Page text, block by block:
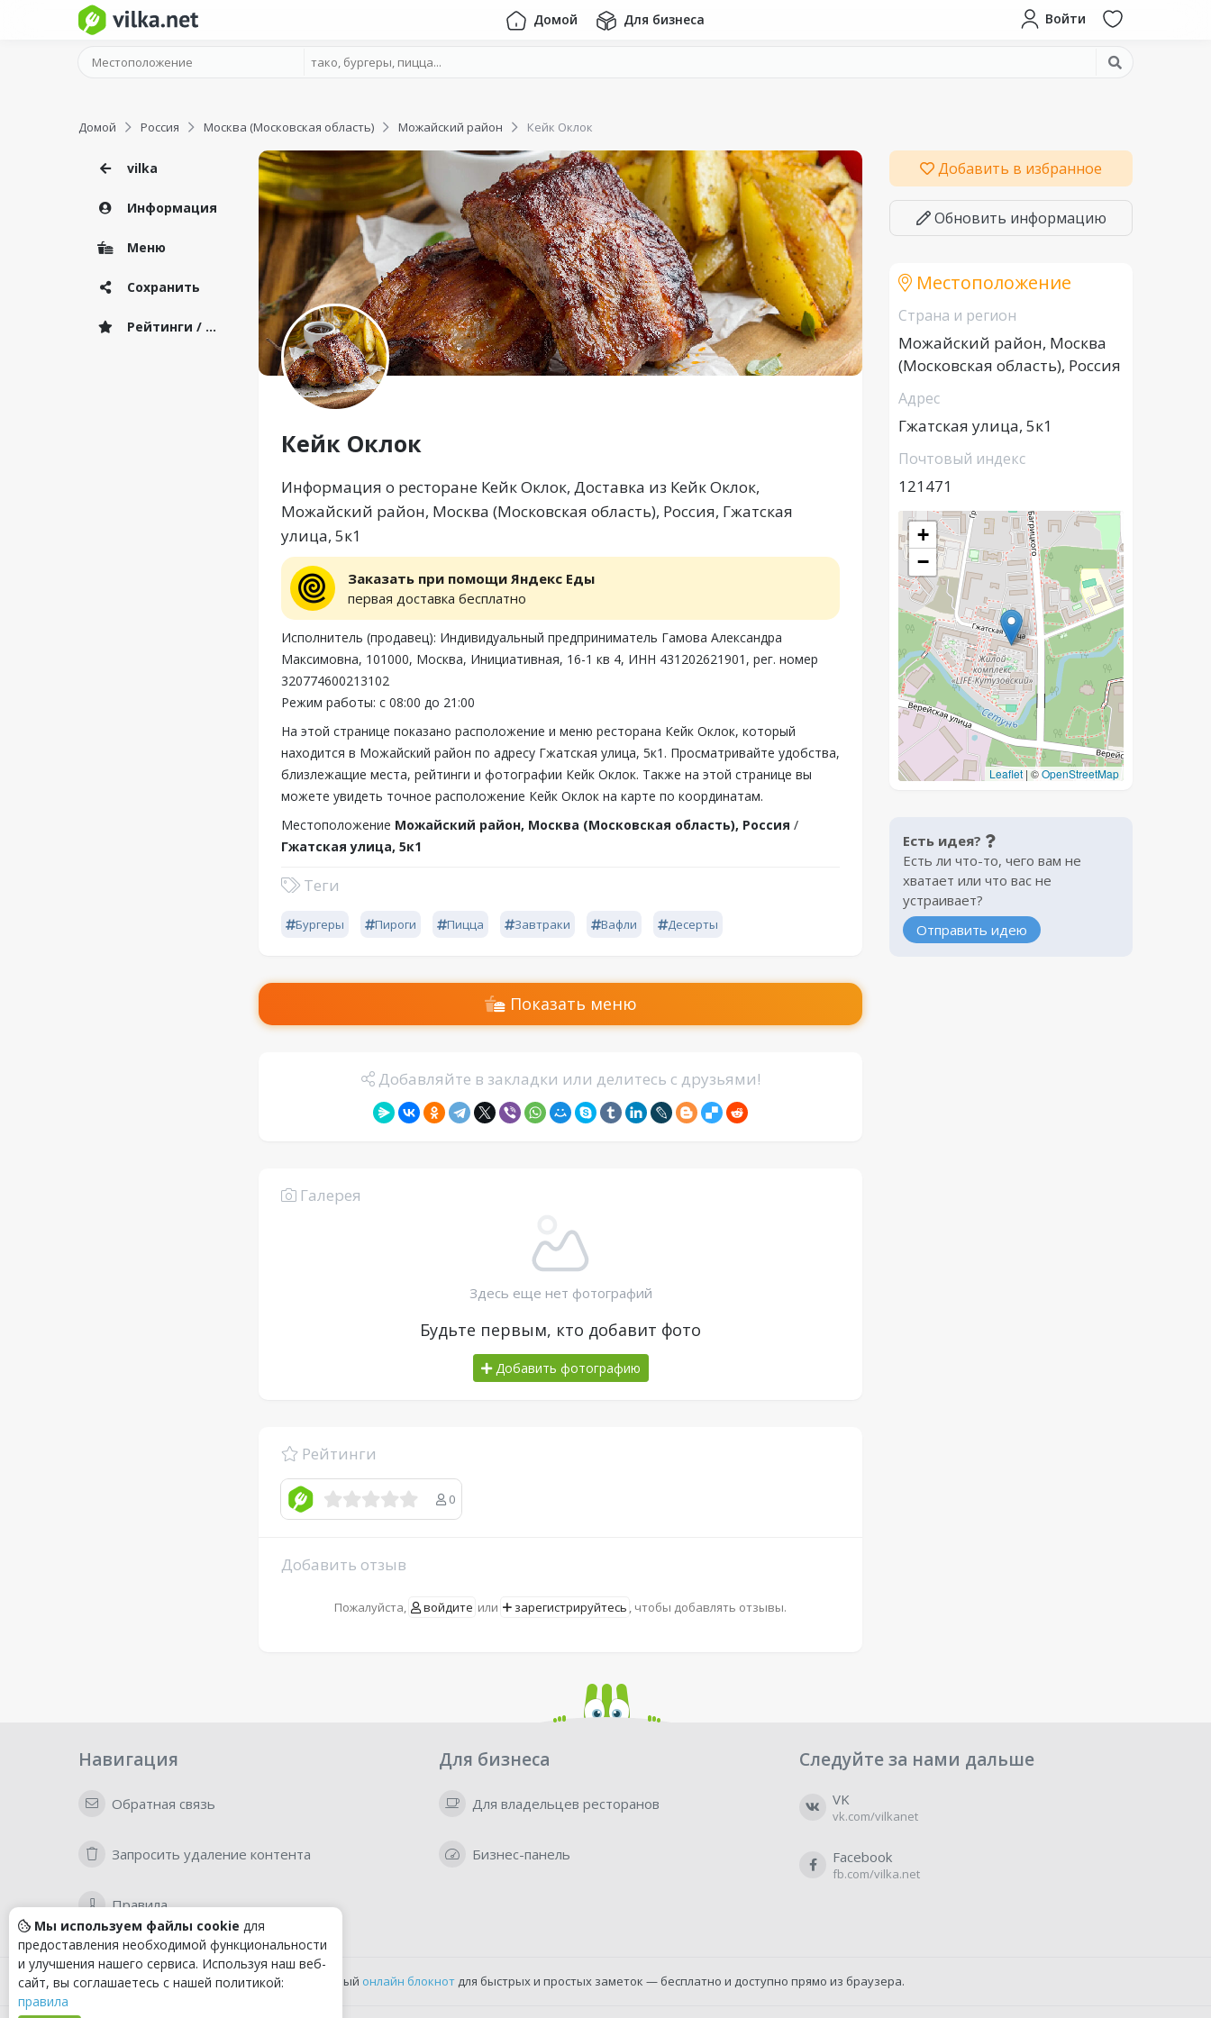
Домой Для бизнеса Войти
Домой Россия Москва (Московская область) Можайский район Кейк Оклок
vilka
Информация
Меню
Сохранить
Рейтинги / Отзывы
Кейк Оклок
Информация о ресторане Кейк Оклок, Доставка из Кейк Оклок,
Можайский район, Москва (Московская область), Россия, Гжатская
улица, 5к1
Заказать при помощи Яндекс Еды
первая доставка бесплатно
Исполнитель (продавец): Индивидуальный предприниматель Гамова Александра
Максимовна, 101000, Москва, Инициативная, 16-1 кв 4, ИНН 431202621901, рег. номер
320774600213102
Режим работы: с 08:00 до 21:00
На этой странице показано расположение и меню ресторана Кейк Оклок, который
находится в Можайский район по адресу Гжатская улица, 5к1. Просматривайте удобства,
близлежащие места, рейтинги и фотографии Кейк Оклок. Также на этой странице вы
можете увидеть точное расположение Кейк Оклок на карте по координатам.
Местоположение Можайский район, Москва (Московская область), Россия /
Гжатская улица, 5к1
Теги
Бургеры Пироги Пицца Завтраки Вафли Десерты
Показать меню
Добавляйте в закладки или делитесь с друзьями!
Галерея
Здесь еще нет фотографий
Будьте первым, кто добавит фото
Добавить фотографию
Рейтинги
0
Добавить отзыв
Пожалуйста, войдите или зарегистрируйтесь , чтобы добавлять отзывы.
Добавить в избранное
Обновить информацию
Местоположение
Страна и регион
Можайский район, Москва
(Московская область), Россия
Адрес
Гжатская улица, 5к1
Почтовый индекс
121471
+
−
Leaflet | ©OpenStreetMap
Есть идея?
Есть ли что-то, чего вам не
хватает или что вас не
устраивает?
Отправить идею
Навигация
Обратная связь
Запросить удаление контента
Правила
Для бизнеса
Для владельцев ресторанов
Бизнес-панель
Следуйте за нами дальше
VK
vk.com/vilkanet
Facebook
fb.com/vilka.net
Удобный онлайн блокнотдля быстрых и простых заметок — бесплатно и доступно прямо из браузера.
Мы используем файлы cookie для
предоставления необходимой функциональности
и улучшения нашего сервиса. Используя наш веб-
сайт, вы соглашаетесь с нашей политикой:
правила